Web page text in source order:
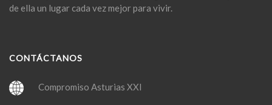
de ella un lugar cada vez mejor para vivir.
CONTÁCTANOS
Compromiso Asturias XXI